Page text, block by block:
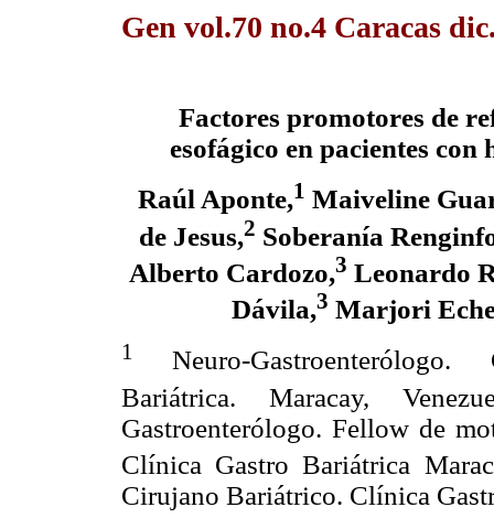
Gen vol.70 no.4 Caracas
Factores promotores de
esofágico en pacientes
Raúl Aponte,1 Maiveline
de Jesus,2 Soberanía
Alberto Cardozo,3 Leonardo
Dávila,3 Marjori
1
Neuro-
Bariátrica. Maracay,
Gastroenterólogo. Fellow de
Clínica Gastro Bariátrica
Cirujano Bariátrico. Clínica